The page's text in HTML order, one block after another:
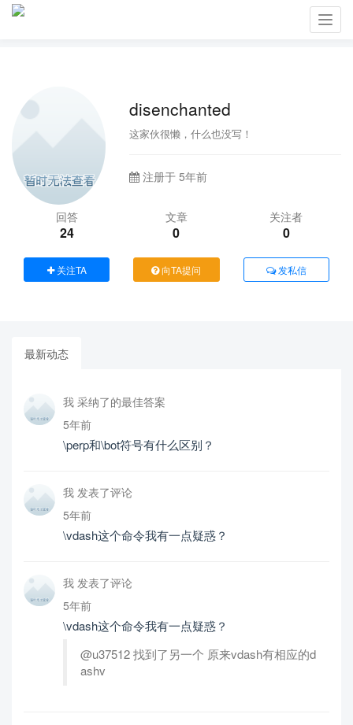
disenchanted
这家伙很懒，什么也没写！
注册于 5年前
回答
24
文章
0
关注者
0
关注TA 向TA提问 发私信
最新动态
我 采纳了的最佳答案
5年前
\perp和\bot符号有什么区别？
我 发表了评论
5年前
\vdash这个命令我有一点疑惑？
我 发表了评论
5年前
\vdash这个命令我有一点疑惑？
@u37512 找到了另一个 原来vdash有相应的d
ashv